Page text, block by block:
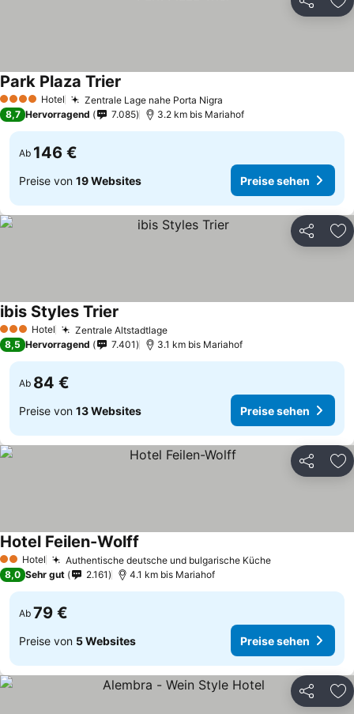
Teilen
4 Sterne Hotel Zentrale Lage nahe Porta Nigra
Park Plaza Trier
8,7 Hervorragend 7.085 3.2 km bis Mariahof
Ab 146 €
Preise von 19 Websites Preise sehen
Teilen
3 SterneHotel Zentrale Altstadtlage
ibis Styles Trier
8,5 Hervorragend 7.401 3.1 km bis Mariahof
Ab 84 €
Preise von 13 Websites Preise sehen
Teilen
2 Sterne
Hotel Authentische deutsche und bulgarische Küche
Hotel Feilen-Wolff
8,0 Sehr gut 2.161 4.1 km bis Mariahof
Ab 79 €
Preise von 5 Websites Preise sehen
Teilen